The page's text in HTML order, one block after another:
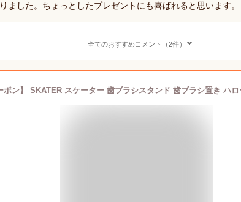
ました。ちょっとしたプレゼントにも喜ばれると思います。
全てのおすすめコメント（2件）